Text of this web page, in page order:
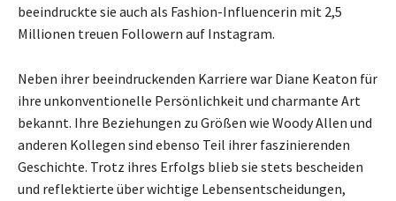
beeindruckte sie auch als Fashion-Influencerin mit 2,5
Millionen treuen Followern auf Instagram.
Neben ihrer beeindruckenden Karriere war Diane Keaton für
ihre unkonventionelle Persönlichkeit und charmante Art
bekannt. Ihre Beziehungen zu Größen wie Woody Allen und
anderen Kollegen sind ebenso Teil ihrer faszinierenden
Geschichte. Trotz ihres Erfolgs blieb sie stets bescheiden
und reflektierte über wichtige Lebensentscheidungen,